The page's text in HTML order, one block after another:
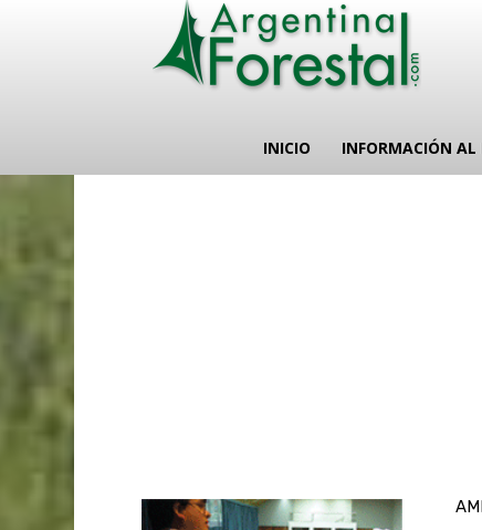
INICIO INFORMACIÓN AL